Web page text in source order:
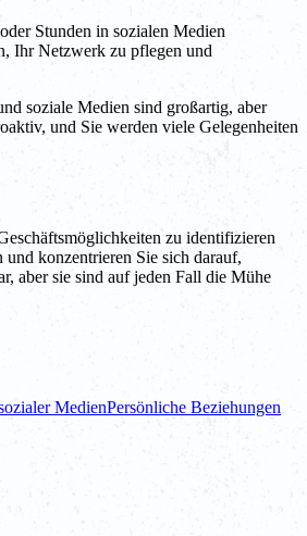
Stunden in sozialen Medien
Ihr Netzwerk zu pflegen und
soziale Medien sind großartig, aber
und Sie werden viele Gelegenheiten
zu identifizieren
konzentrieren Sie sich darauf,
aber sie sind auf jeden Fall die Mühe
MedienPersönliche Beziehungen